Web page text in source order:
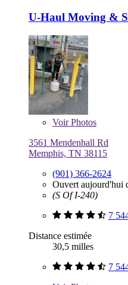
U-Haul Moving &
VoirPhotos
3561 Mendenhall Rd
Memphis, TN 38115
(901) 366-2624
Ouvert aujourd'hui
(S Of I-240)
7
Distance estimée
30,5 milles
7